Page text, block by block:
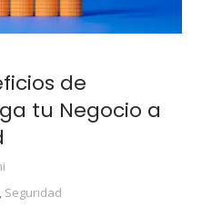
de
tu Negocio a
Seguridad